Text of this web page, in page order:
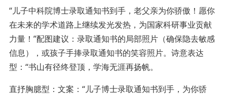
“儿子中科院博士录取通知书到手，老父亲为你骄傲！愿你
在未来的学术道路上继续发光发热，为国家科研事业贡献
力量！”配图建议：录取通知书的局部照片（确保隐去敏感
信息），或孩子手捧录取通知书的笑容照片。诗意表达
型：“书山有径终登顶，学海无涯再扬帆。
直抒胸臆型：文案：“儿子博士录取通知书到手，为你骄